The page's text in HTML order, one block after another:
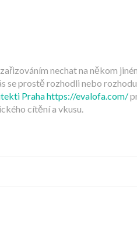
nechat na někom
se prostě rozhodli nebo
Praha https://evalofa.com/
cítění a vkusu.